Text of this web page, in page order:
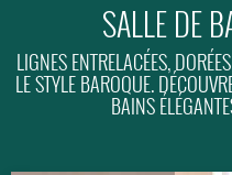
GUIDE
SALLE DE
LIGNES ENTRELACÉES,
LE STYLE BAROQUE.
BAINS